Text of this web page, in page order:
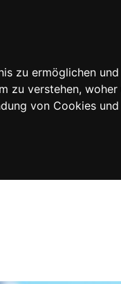
zu ermöglichen
zu verstehen,
von Cookies